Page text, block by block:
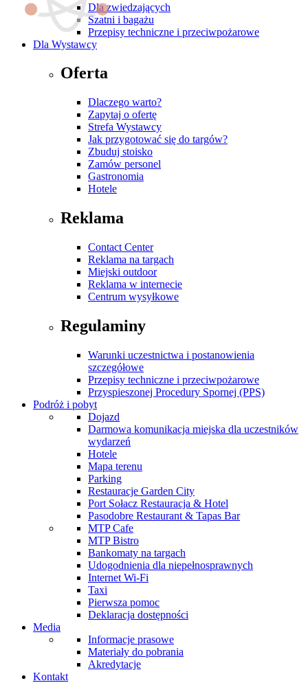
Dla zwiedzających
Szatni i bagażu
Przepisy techniczne i przeciwpożarowe
Dla Wystawcy
Oferta
Dlaczego warto?
Zapytaj o ofertę
Strefa Wystawcy
Jak przygotować się do targów?
Zbuduj stoisko
Zamów personel
Gastronomia
Hotele
Reklama
Contact Center
Reklama na targach
Miejski outdoor
Reklama w internecie
Centrum wysyłkowe
Regulaminy
Warunki uczestnictwa i postanowienia
szczegółowe
Przepisy techniczne i przeciwpożarowe
Przyspieszonej Procedury Spornej (PPS)
Podróż i pobyt
Dojazd
Darmowa komunikacja miejska dla uczestników
wydarzeń
Hotele
Mapa terenu
Parking
Restauracje Garden City
Port Sołacz Restauracja & Hotel
Pasodobre Restaurant & Tapas Bar
MTP Cafe
MTP Bistro
Bankomaty na targach
Udogodnienia dla niepełnosprawnych
Internet Wi-Fi
Taxi
Pierwsza pomoc
Deklaracja dostępności
Media
Informacje prasowe
Materiały do pobrania
Akredytacje
Kontakt